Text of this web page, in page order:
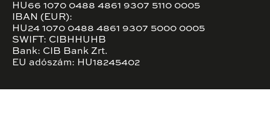
HU66 1070 0488 4861 9307 5110 0005
IBAN (EUR):
HU24 1070 0488 4861 9307 5000 0005
SWIFT: CIBHHUHB
Bank: CIB Bank Zrt.
EU adószám: HU18245402